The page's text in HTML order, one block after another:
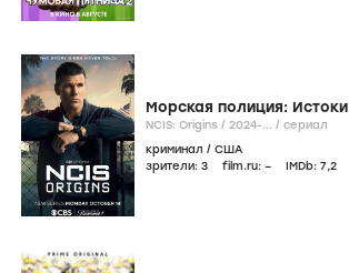
Морская полиция: Истоки
NCIS: Origins / 2024-... / сериал
криминал / США
зрители: 3 film.ru: – IMDb: 7,2